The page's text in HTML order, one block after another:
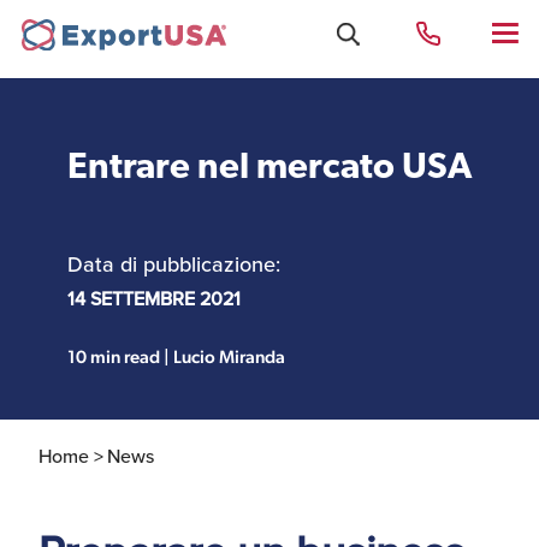
Uffici e Team Exportusa
Uffici e Team
Costituzione società e
Entrare nel mercato USA
Data di pubblicazione:
14 SETTEMBRE 2021
10 min read | Lucio Miranda
Home >News